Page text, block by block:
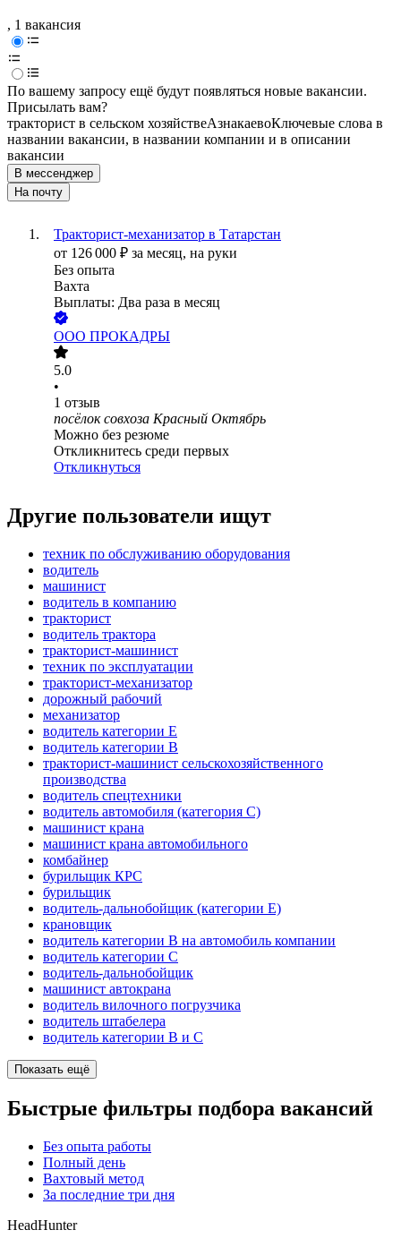
, 1 вакансия
По вашему запросу ещё будут появляться новые вакансии.
Присылать вам?
тракторист в сельском хозяйствеАзнакаевоКлючевые слова в
названии вакансии, в названии компании и в описании
вакансии
В мессенджер
На почту
Тракторист-механизатор в Татарстан
от 126 000 ₽ за месяц, на руки
Без опыта
Вахта
Выплаты: Два раза в месяц
ООО ПРОКАДРЫ
5.0
•
1 отзыв
посёлок совхоза Красный Октябрь
Можно без резюме
Откликнитесь среди первых
Откликнуться
Другие пользователи ищут
техник по обслуживанию оборудования
водитель
машинист
водитель в компанию
тракторист
водитель трактора
тракторист-машинист
техник по эксплуатации
тракторист-механизатор
дорожный рабочий
механизатор
водитель категории E
водитель категории B
тракторист-машинист сельскохозяйственного
производства
водитель спецтехники
водитель автомобиля (категория C)
машинист крана
машинист крана автомобильного
комбайнер
бурильщик КРС
бурильщик
водитель-дальнобойщик (категории Е)
крановщик
водитель категории B на автомобиль компании
водитель категории C
водитель-дальнобойщик
машинист автокрана
водитель вилочного погрузчика
водитель штабелера
водитель категории B и C
Показать ещё
Быстрые фильтры подбора вакансий
Без опыта работы
Полный день
Вахтовый метод
За последние три дня
HeadHunter